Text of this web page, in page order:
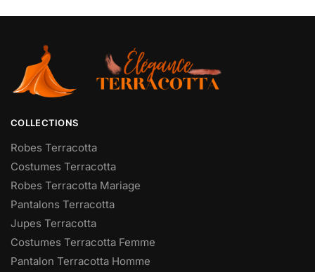
COLLECTIONS
Robes Terracotta
Costumes Terracotta
Robes Terracotta Mariage
Pantalons Terracotta
Jupes Terracotta
Costumes Terracotta Femme
Pantalon Terracotta Homme